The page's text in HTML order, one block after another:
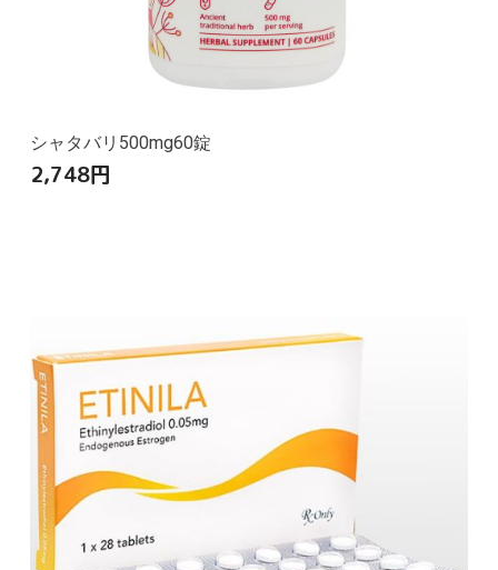
シャタバリ500mg60錠
2,748円